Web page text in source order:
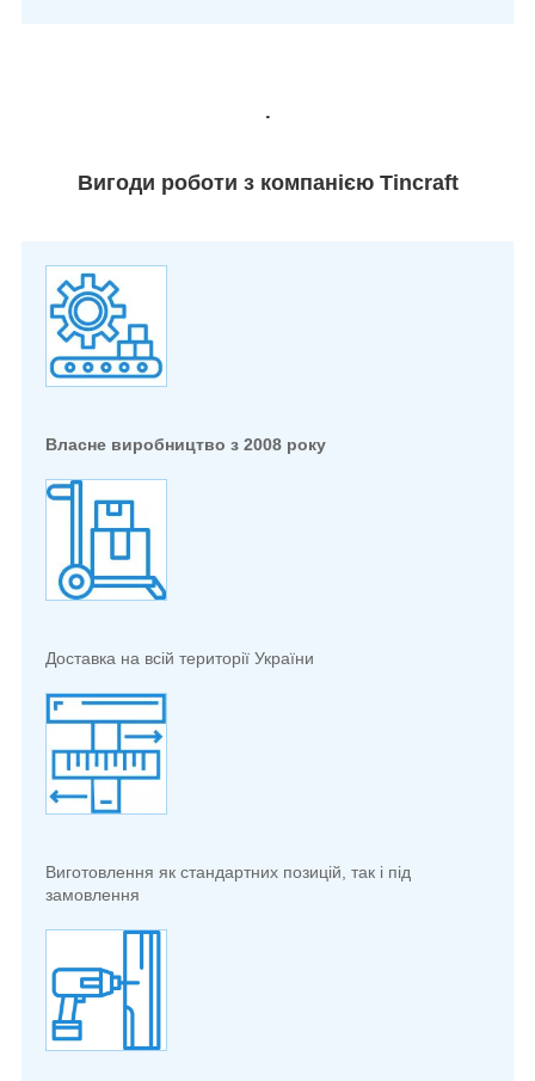
.
Вигоди роботи з компанією Tincraft
Власне виробництво з 2008 року
Доставка на всій території України
Виготовлення як стандартних позицій, так і під
замовлення